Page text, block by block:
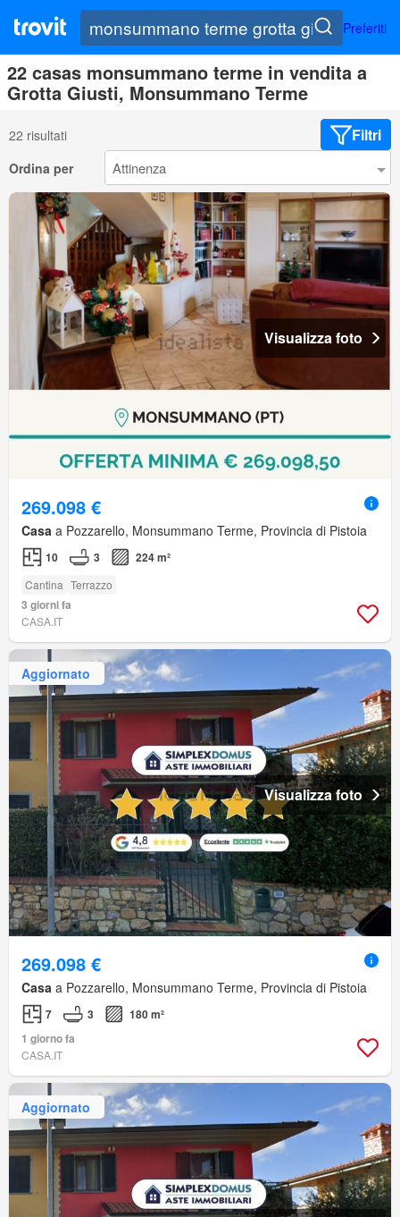
Preferiti
22 casas monsummano terme in vendita a
Grotta Giusti, Monsummano Terme
22 risultati Filtri
Ordina per
Visualizza foto
269.098 €
Casa a Pozzarello, Monsummano Terme, Provincia di Pistoia
10 3 224 m²
Cantina Terrazzo
3 giorni fa
CASA.IT
Aggiornato
Visualizza foto
269.098 €
Casa a Pozzarello, Monsummano Terme, Provincia di Pistoia
7 3
180 m²
1 giorno fa
CASA.IT
Aggiornato